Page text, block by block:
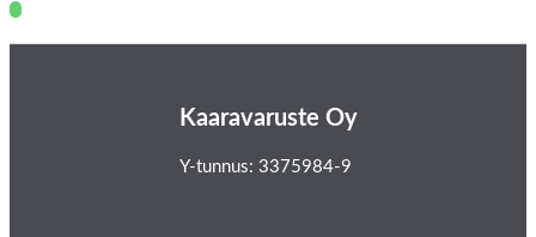
Kaaravaruste Oy
Y-tunnus: 3375984-9